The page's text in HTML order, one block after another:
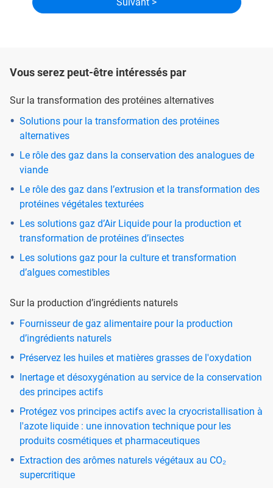
Vous serez peut-être intéressés par
Sur la transformation des protéines alternatives
Solutions pour la transformation des protéines
alternatives
Le rôle des gaz dans la conservation des analogues de
viande
Le rôle des gaz dans l’extrusion et la transformation des
protéines végétales texturées
Les solutions gaz d’Air Liquide pour la production et
transformation de protéines d’insectes
Les solutions gaz pour la culture et transformation
d’algues comestibles
Sur la production d’ingrédients naturels
Fournisseur de gaz alimentaire pour la production
d’ingrédients naturels
Préservez les huiles et matières grasses de l'oxydation
Inertage et désoxygénation au service de la conservation
des principes actifs
Protégez vos principes actifs avec la cryocristallisation à
l'azote liquide : une innovation technique pour les
produits cosmétiques et pharmaceutiques
Extraction des arômes naturels végétaux au CO₂
supercritique